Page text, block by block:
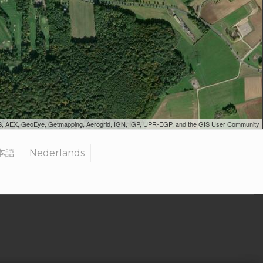
GeoEye, Getmapping, Aerogrid, IGN, IGP, UPR-EGP, and the GIS User Community
語 Nederlands